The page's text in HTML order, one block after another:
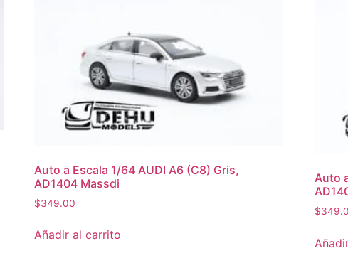
Auto a Escala 1/64 AUDI A6 (C8) Gris,
AD1404 Massdi
$349.00
Añadir al carrito
Auto
$